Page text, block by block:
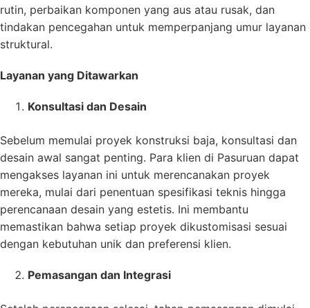
rutin, perbaikan komponen yang aus atau rusak, dan
tindakan pencegahan untuk memperpanjang umur layanan
struktural.
Layanan yang Ditawarkan
Konsultasi dan Desain
Sebelum memulai proyek konstruksi baja, konsultasi dan
desain awal sangat penting. Para klien di Pasuruan dapat
mengakses layanan ini untuk merencanakan proyek
mereka, mulai dari penentuan spesifikasi teknis hingga
perencanaan desain yang estetis. Ini membantu
memastikan bahwa setiap proyek dikustomisasi sesuai
dengan kebutuhan unik dan preferensi klien.
Pemasangan dan Integrasi